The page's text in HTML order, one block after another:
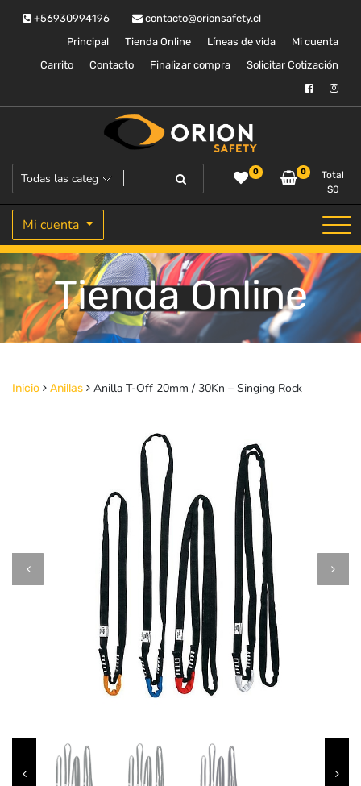
+56930994196
contacto@orionsafety.cl
Principal
Tienda Online Líneas de vida
Mi cuenta
Carrito
Contacto Finalizar compra Solicitar Cotización
Orion Safety
Equipos de proteccion personal 0 0
Total
$0
Mi cuenta
Tienda Online
Inicio Anillas Anilla T-Off 20mm / 30Kn – Singing Rock